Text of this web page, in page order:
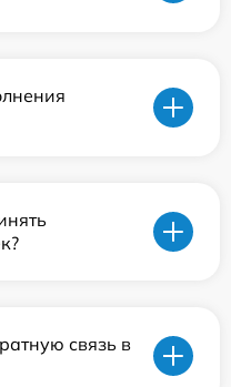
связь в